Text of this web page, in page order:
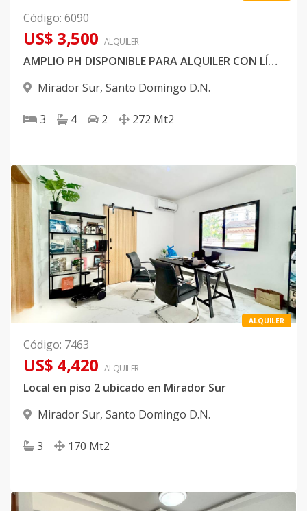
Código: 6090
US$ 3,500 ALQUILER
AMPLIO PH DISPONIBLE PARA ALQUILER CON LÍNEA BLANCA EN EXCLUSIVA ZONA DEL MIRADOR SUR
Mirador Sur, Santo Domingo D.N.
3 4 2 272 Mt2
ALQUILER
Código: 7463
US$ 4,420 ALQUILER
Local en piso 2 ubicado en Mirador Sur
Mirador Sur, Santo Domingo D.N.
3 170 Mt2